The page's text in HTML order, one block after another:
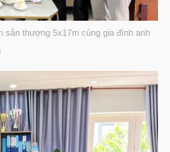
sân thượng 5x17m cùng gia đình anh